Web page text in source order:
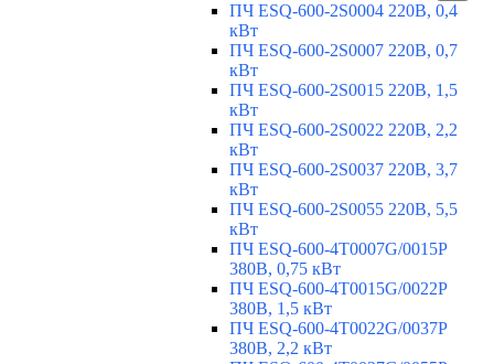
ПЧ ESQ-600-2S0004 220В, 0,4
кВт
ПЧ ESQ-600-2S0007 220В, 0,7
кВт
ПЧ ESQ-600-2S0015 220В, 1,5
кВт
ПЧ ESQ-600-2S0022 220В, 2,2
кВт
ПЧ ESQ-600-2S0037 220В, 3,7
кВт
ПЧ ESQ-600-2S0055 220В, 5,5
кВт
ПЧ ESQ-600-4T0007G/0015P
380В, 0,75 кВт
ПЧ ESQ-600-4T0015G/0022P
380В, 1,5 кВт
ПЧ ESQ-600-4T0022G/0037P
380В, 2,2 кВт